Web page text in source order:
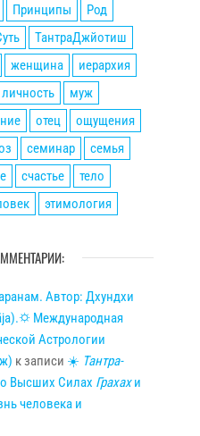
Принципы
Род
ТантраДжйотиш
женщина
иерархия
личность
муж
отец
ощущения
семинар
семья
счастье
тело
этимология
Автор: Дхундхи
Международная
Астрологии
к записи ☀ Тантра-
Высших Силах Грахахи
человека и